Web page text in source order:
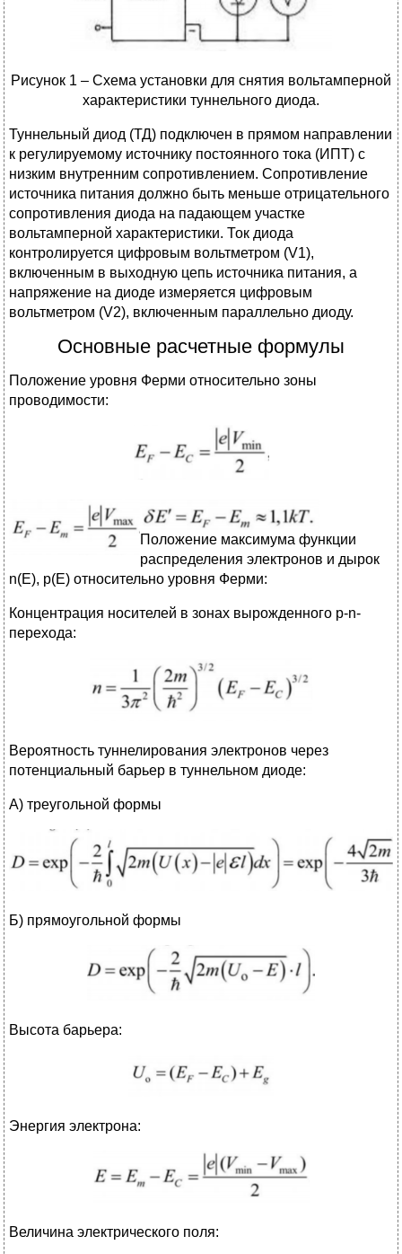
Рисунок 1 – Схема установки для снятия вольтамперной
характеристики туннельного диода.
Туннельный диод (ТД) подключен в прямом направлении
к регулируемому источнику постоянного тока (ИПТ) с
низким внутренним сопротивлением. Сопротивление
источника питания должно быть меньше отрицательного
сопротивления диода на падающем участке
вольтамперной характеристики. Ток диода
контролируется цифровым вольтметром (V1),
включенным в выходную цепь источника питания, а
напряжение на диоде измеряется цифровым
вольтметром (V2), включенным параллельно диоду.
Основные расчетные формулы
Положение уровня Ферми относительно зоны
проводимости:
Положение максимума функции
распределения электронов и дырок
n(Е), p(Е) относительно уровня Ферми:
Концентрация носителей в зонах вырожденного р-n-
перехода:
Вероятность туннелирования электронов через
потенциальный барьер в туннельном диоде:
А) треугольной формы
Б) прямоугольной формы
Высота барьера:
Энергия электрона:
Величина электрического поля: